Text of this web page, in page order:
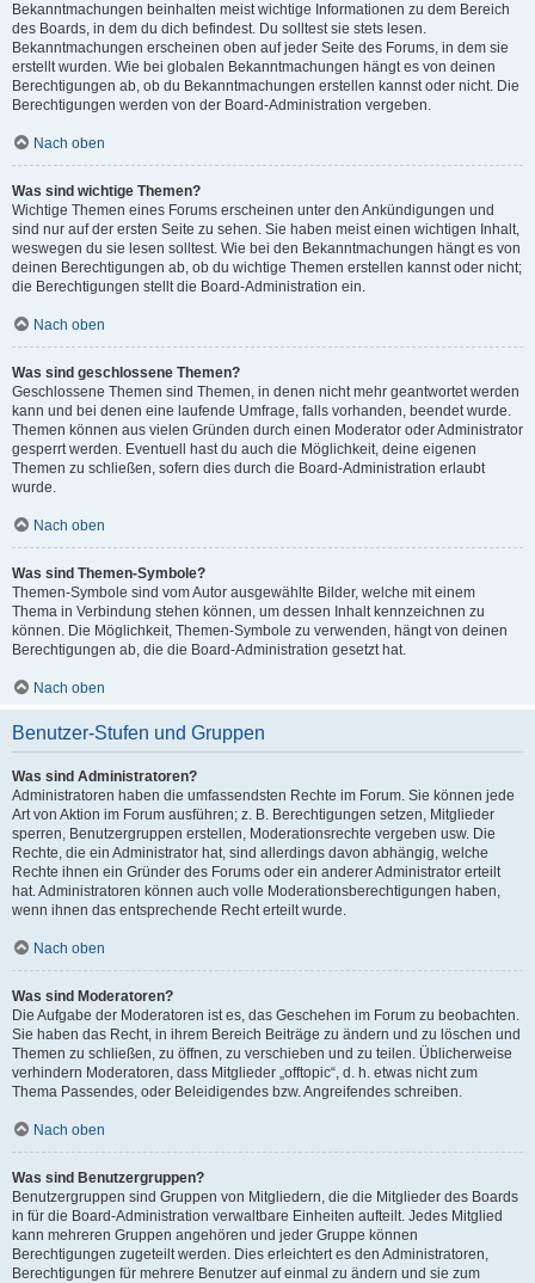
Bekanntmachungen beinhalten meist wichtige Informationen zu dem Bereich
des Boards, in dem du dich befindest. Du solltest sie stets lesen.
Bekanntmachungen erscheinen oben auf jeder Seite des Forums, in dem sie
erstellt wurden. Wie bei globalen Bekanntmachungen hängt es von deinen
Berechtigungen ab, ob du Bekanntmachungen erstellen kannst oder nicht. Die
Berechtigungen werden von der Board-Administration vergeben.
Nach oben
Was sind wichtige Themen?
Wichtige Themen eines Forums erscheinen unter den Ankündigungen und
sind nur auf der ersten Seite zu sehen. Sie haben meist einen wichtigen Inhalt,
weswegen du sie lesen solltest. Wie bei den Bekanntmachungen hängt es von
deinen Berechtigungen ab, ob du wichtige Themen erstellen kannst oder nicht;
die Berechtigungen stellt die Board-Administration ein.
Nach oben
Was sind geschlossene Themen?
Geschlossene Themen sind Themen, in denen nicht mehr geantwortet werden
kann und bei denen eine laufende Umfrage, falls vorhanden, beendet wurde.
Themen können aus vielen Gründen durch einen Moderator oder Administrator
gesperrt werden. Eventuell hast du auch die Möglichkeit, deine eigenen
Themen zu schließen, sofern dies durch die Board-Administration erlaubt
wurde.
Nach oben
Was sind Themen-Symbole?
Themen-Symbole sind vom Autor ausgewählte Bilder, welche mit einem
Thema in Verbindung stehen können, um dessen Inhalt kennzeichnen zu
können. Die Möglichkeit, Themen-Symbole zu verwenden, hängt von deinen
Berechtigungen ab, die die Board-Administration gesetzt hat.
Nach oben
Benutzer-Stufen und Gruppen
Was sind Administratoren?
Administratoren haben die umfassendsten Rechte im Forum. Sie können jede
Art von Aktion im Forum ausführen; z. B. Berechtigungen setzen, Mitglieder
sperren, Benutzergruppen erstellen, Moderationsrechte vergeben usw. Die
Rechte, die ein Administrator hat, sind allerdings davon abhängig, welche
Rechte ihnen ein Gründer des Forums oder ein anderer Administrator erteilt
hat. Administratoren können auch volle Moderationsberechtigungen haben,
wenn ihnen das entsprechende Recht erteilt wurde.
Nach oben
Was sind Moderatoren?
Die Aufgabe der Moderatoren ist es, das Geschehen im Forum zu beobachten.
Sie haben das Recht, in ihrem Bereich Beiträge zu ändern und zu löschen und
Themen zu schließen, zu öffnen, zu verschieben und zu teilen. Üblicherweise
verhindern Moderatoren, dass Mitglieder „offtopic“, d. h. etwas nicht zum
Thema Passendes, oder Beleidigendes bzw. Angreifendes schreiben.
Nach oben
Was sind Benutzergruppen?
Benutzergruppen sind Gruppen von Mitgliedern, die die Mitglieder des Boards
in für die Board-Administration verwaltbare Einheiten aufteilt. Jedes Mitglied
kann mehreren Gruppen angehören und jeder Gruppe können
Berechtigungen zugeteilt werden. Dies erleichtert es den Administratoren,
Berechtigungen für mehrere Benutzer auf einmal zu ändern und sie zum